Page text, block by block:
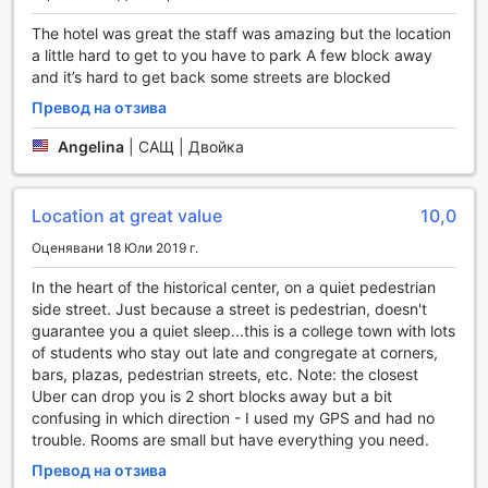
Удобства в Best Western Grand Hotel Francais
Best Western Grand Hotel Francais предлага
разнообразие от удобства, които гарантират комфорт и
безпроблемен престой за своите гости. С услугите за
пране и химическо чистене, можете да се отпуснете,
Рум-сервизът е на разположение, за да задоволи
вашите кулинарни желания, а ежедневното почистване
на стаите осигурява свежест и уют по време на вашия
престой.
ценности, което добавя допълнителен слой на
сигурност. Консиерж услугата е на разположение, за да
ви помогне с всякакви запитвания и резервации, а
безплатният Wi-Fi в стаите и обществените зони
позволява лесен достъп до интернет по всяко време. С
експресното настаняване и напускане, както и с
услугата за съхранение на багаж, вашият престой в
Best Western Grand Hotel Francais ще бъде не само
удобен, но и изключително приятен.
The hotel was great the staff was amazing but the location
a little hard to get to you have to park A few block away
and it’s hard to get back some streets are blocked
Превод на отзива
Angelina САЩ | Двойка
Location at great value 10,0
Оценявани 18 Юли 2019 г.
In the heart of the historical center, on a quiet pedestrian
side street. Just because a street is pedestrian, doesn't
guarantee you a quiet sleep...this is a college town with lots
of students who stay out late and congregate at corners,
bars, plazas, pedestrian streets, etc. Note: the closest
Uber can drop you is 2 short blocks away but a bit
confusing in which direction - I used my GPS and had no
trouble. Rooms are small but have everything you need.
Превод на отзива